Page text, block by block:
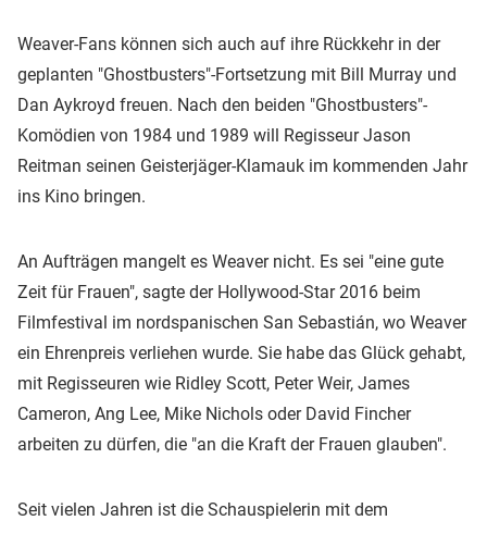
Weaver-Fans können sich auch auf ihre Rückkehr in der
geplanten "Ghostbusters"-Fortsetzung mit Bill Murray und
Dan Aykroyd freuen. Nach den beiden "Ghostbusters"-
Komödien von 1984 und 1989 will Regisseur Jason
Reitman seinen Geisterjäger-Klamauk im kommenden Jahr
ins Kino bringen.
An Aufträgen mangelt es Weaver nicht. Es sei "eine gute
Zeit für Frauen", sagte der Hollywood-Star 2016 beim
Filmfestival im nordspanischen San Sebastián, wo Weaver
ein Ehrenpreis verliehen wurde. Sie habe das Glück gehabt,
mit Regisseuren wie Ridley Scott, Peter Weir, James
Cameron, Ang Lee, Mike Nichols oder David Fincher
arbeiten zu dürfen, die "an die Kraft der Frauen glauben".
Seit vielen Jahren ist die Schauspielerin mit dem